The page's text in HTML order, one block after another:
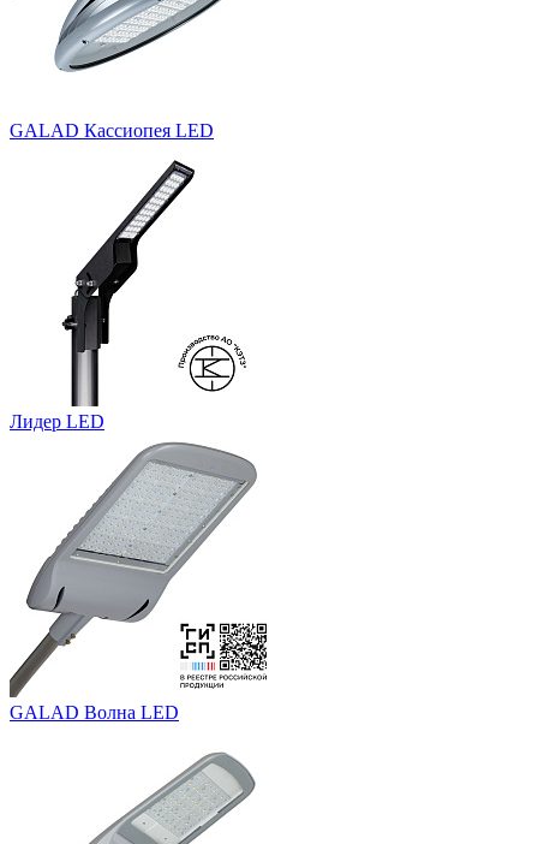
GALAD Кассиопея LED
Лидер LED
GALAD Волна LED